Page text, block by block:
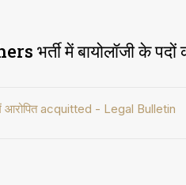
भर्ती में बायोलॉजी के पदों
आरोपित acquitted - Legal Bulletin